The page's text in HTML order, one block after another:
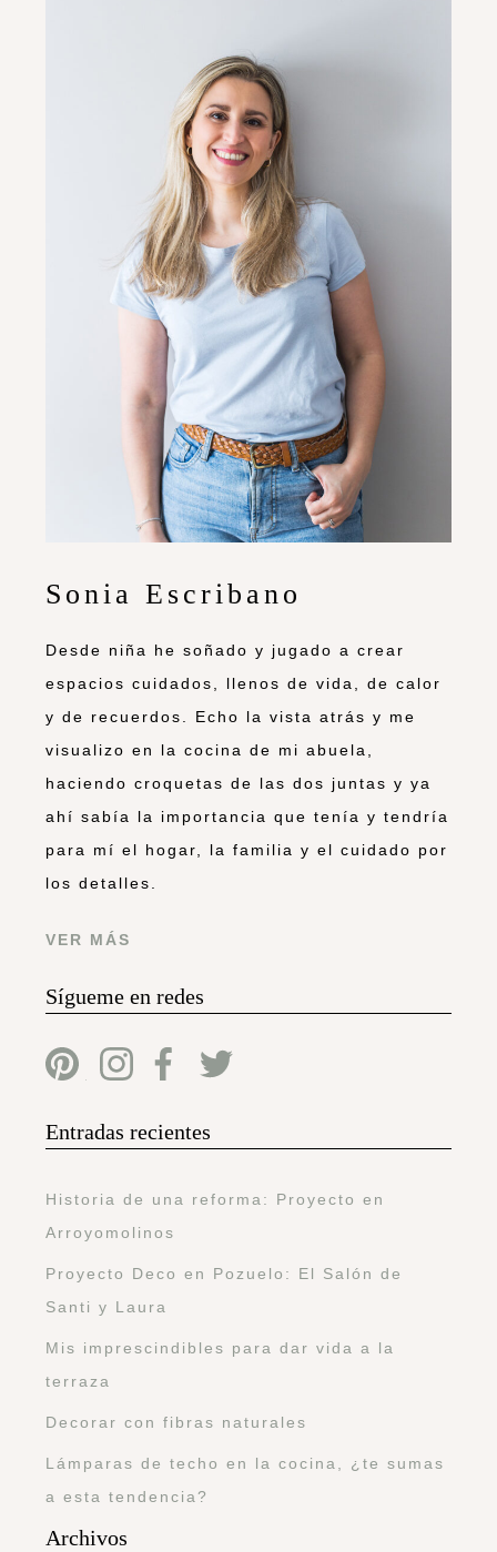
Sonia Escribano
Desde niña he soñado y jugado a crear
espacios cuidados, llenos de vida, de calor
y de recuerdos. Echo la vista atrás y me
visualizo en la cocina de mi abuela,
haciendo croquetas de las dos juntas y ya
ahí sabía la importancia que tenía y tendría
para mí el hogar, la familia y el cuidado por
los detalles.
VER MÁS
Sígueme en redes
Entradas recientes
Historia de una reforma: Proyecto en
Arroyomolinos
Proyecto Deco en Pozuelo: El Salón de
Santi y Laura
Mis imprescindibles para dar vida a la
terraza
Decorar con fibras naturales
Lámparas de techo en la cocina, ¿te sumas
a esta tendencia?
Archivos